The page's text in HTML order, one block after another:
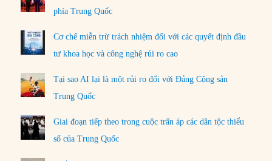
phía Trung Quốc
Cơ chế miễn trừ trách nhiệm đối với các quyết định đầu
tư khoa học và công nghệ rủi ro cao
Tại sao AI lại là một rủi ro đối với Đảng Cộng sản
Trung Quốc
Giai đoạn tiếp theo trong cuộc trấn áp các dân tộc thiểu
số của Trung Quốc